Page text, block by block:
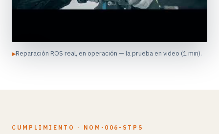
Reparación ROS real, en operación — la prueba en video (1 min).
CUMPLIMIENTO · NOM-006-STPS